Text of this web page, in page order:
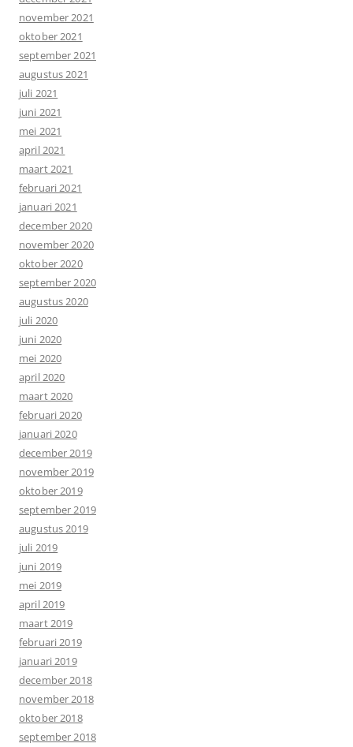
november 2021
oktober 2021
september 2021
augustus 2021
juli 2021
juni 2021
mei 2021
april 2021
maart 2021
februari 2021
januari 2021
december 2020
november 2020
oktober 2020
september 2020
augustus 2020
juli 2020
juni 2020
mei 2020
april 2020
maart 2020
februari 2020
januari 2020
december 2019
november 2019
oktober 2019
september 2019
augustus 2019
juli 2019
juni 2019
mei 2019
april 2019
maart 2019
februari 2019
januari 2019
december 2018
november 2018
oktober 2018
september 2018